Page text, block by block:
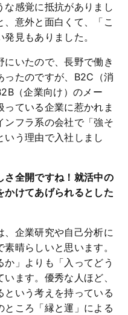
感覚に抵抗がありまし
意外と面白くて、「こ
見もありました。
いたので、長野で働き
ったのですが、B2C（消
（企業向け）のメー
ている企業に惹かれま
ンフラ系の会社で「強そ
いう理由で入社しまし
全開ですね！就活中の
かけてあげられるとした
、企業研究や自己分析に
晴らしいと思います。
か」よりも「入ってどう
ます。優秀な人ほど、
という考えを持っている
ころ「縁と運」による